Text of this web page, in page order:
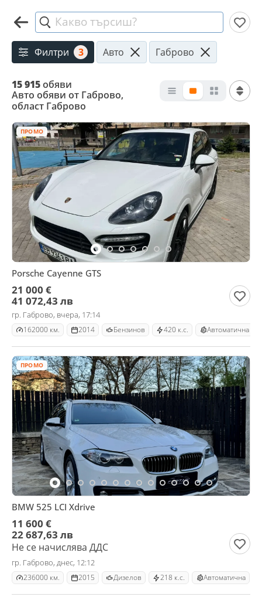
Какво търсиш?
Филтри 3 Авто Габрово
15 915обяви
Авто обяви от Габрово,
област Габрово
ПРОМО
Porsche Cayenne GTS
21 000 €
41 072,43 лв
гр. Габрово, вчера, 17:14
162000 км. 2014 Бензинов 420 к.с. Автоматична
ПРОМО
BMW 525 LCI Xdrive
11 600 €
22 687,63 лв
Не се начислява ДДС
гр. Габрово, днес, 12:12
236000 км. 2015 Дизелов 218 к.с. Автоматична